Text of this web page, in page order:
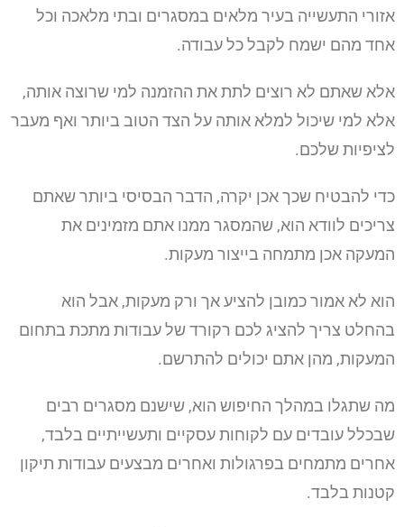
אזורי התעשייה בעיר מלאים במסגרים ובתי מלאכה וכל
אחד מהם ישמח לקבל כל עבודה.
אלא שאתם לא רוצים לתת את ההזמנה למי שרוצה אותה,
אלא למי שיכול למלא אותה על הצד הטוב ביותר ואף מעבר
לציפיות שלכם.
כדי להבטיח שכך אכן יקרה, הדבר הבסיסי ביותר שאתם
צריכים לוודא הוא, שהמסגר ממנו אתם מזמינים את
המעקה אכן מתמחה בייצור מעקות.
הוא לא אמור כמובן להציע אך ורק מעקות, אבל הוא
בהחלט צריך להציג לכם רקורד של עבודות מתכת בתחום
המעקות, מהן אתם יכולים להתרשם.
מה שתגלו במהלך החיפוש הוא, שישנם מסגרים רבים
שבכלל עובדים עם לקוחות עסקיים ותעשייתיים בלבד,
אחרים מתמחים בפרגולות ואחרים מבצעים עבודות תיקון
קטנות בלבד.